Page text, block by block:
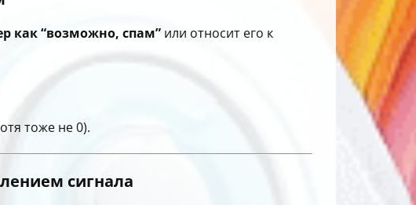
как “возможно, спам” или относит его к
тоже не 0).
сигнала